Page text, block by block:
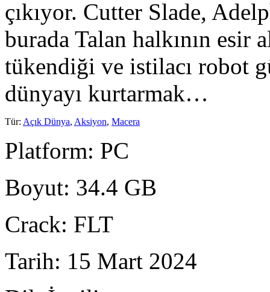
çıkıyor. Cutter Slade,
burada Talan halkının esir
tükendiği ve istilacı robot
dünyayı kurtarmak…
Tür: Açık Dünya, Aksiyon, Macera
Platform: PC
Boyut: 34.4 GB
Crack: FLT
Tarih: 15 Mart 2024